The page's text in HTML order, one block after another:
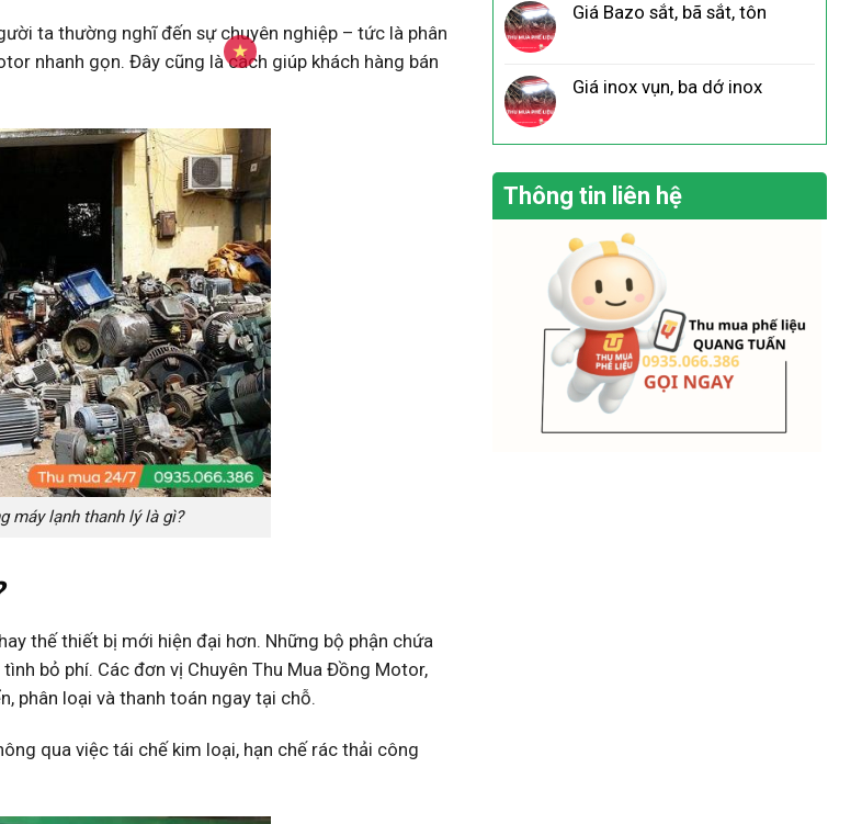
ta thường nghĩ đến sự chuyên nghiệp – tức là phân
nhanh gọn. Đây cũng là cách giúp khách hàng bán
máy lạnh thanh lý là gì?
thế thiết bị mới hiện đại hơn. Những bộ phận chứa
bỏ phí. Các đơn vị Chuyên Thu Mua Đồng Motor,
phân loại và thanh toán ngay tại chỗ.
qua việc tái chế kim loại, hạn chế rác thải công
Giá Bazo sắt, bã sắt, tôn
Giá inox vụn, ba dớ inox
Thông tin liên hệ